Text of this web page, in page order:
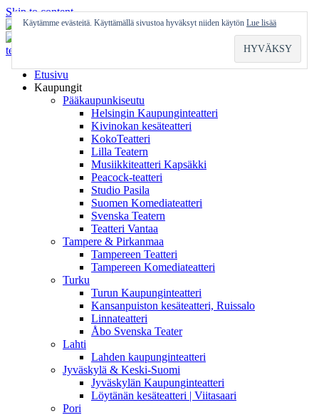
Skip to content
Etusivu
Kaupungit
Pääkaupunkiseutu
Helsingin Kaupunginteatteri
Kivinokan kesäteatteri
KokoTeatteri
Lilla Teatern
Musiikkiteatteri Kapsäkki
Peacock-teatteri
Studio Pasila
Suomen Komediateatteri
Svenska Teatern
Teatteri Vantaa
Tampere & Pirkanmaa
Tampereen Teatteri
Tampereen Komediateatteri
Turku
Turun Kaupunginteatteri
Kansanpuiston kesäteatteri, Ruissalo
Linnateatteri
Åbo Svenska Teater
Lahti
Lahden kaupunginteatteri
Jyväskylä & Keski-Suomi
Jyväskylän Kaupunginteatteri
Löytänän kesäteatteri | Viitasaari
Pori
Käytämme evästeitä. Käyttämällä sivustoa hyväksyt niiden käytön Lue lisää